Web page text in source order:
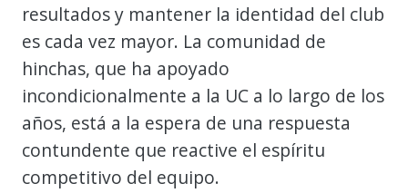
resultados y mantener la identidad del club
es cada vez mayor. La comunidad de
hinchas, que ha apoyado
incondicionalmente a la UC a lo largo de los
años, está a la espera de una respuesta
contundente que reactive el espíritu
competitivo del equipo.